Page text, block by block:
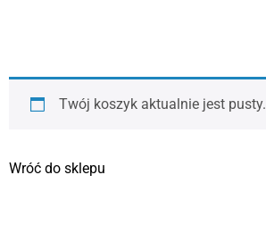
Twój koszyk aktualnie jest pusty.
Wróć do sklepu